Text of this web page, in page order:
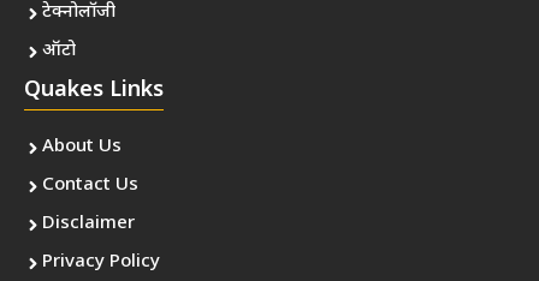
टेक्नोलॉजी
ऑटो
Quakes Links
About Us
Contact Us
Disclaimer
Privacy Policy